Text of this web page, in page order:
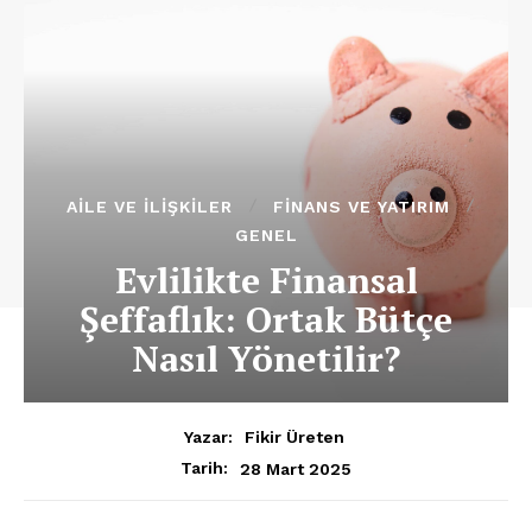
AILE VE İLIŞKILER
FINANS VE YATIRIM
GENEL
Evlilikte Finansal
Şeffaflık: Ortak Bütçe
Nasıl Yönetilir?
Yazar:
Fikir Üreten
Tarih:
28 Mart 2025